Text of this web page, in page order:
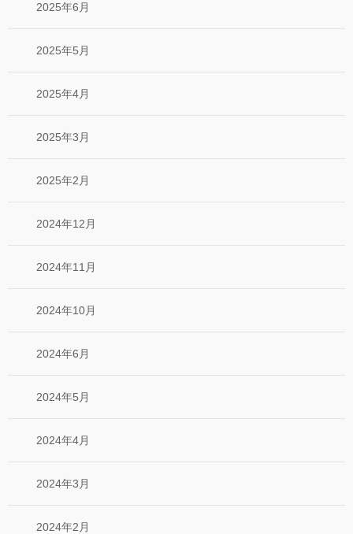
2025年6月
2025年5月
2025年4月
2025年3月
2025年2月
2024年12月
2024年11月
2024年10月
2024年6月
2024年5月
2024年4月
2024年3月
2024年2月